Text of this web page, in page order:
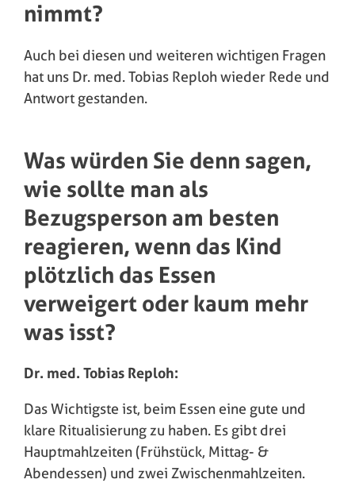
nimmt?
Auch bei diesen und weiteren wichtigen Fragen
hat uns Dr. med. Tobias Reploh wieder Rede und
Antwort gestanden.
Was würden Sie denn sagen,
wie sollte man als
Bezugsperson am besten
reagieren, wenn das Kind
plötzlich das Essen
verweigert oder kaum mehr
was isst?
Dr. med. Tobias Reploh:
Das Wichtigste ist, beim Essen eine gute und
klare Ritualisierung zu haben. Es gibt drei
Hauptmahlzeiten (Frühstück, Mittag- &
Abendessen) und zwei Zwischenmahlzeiten.